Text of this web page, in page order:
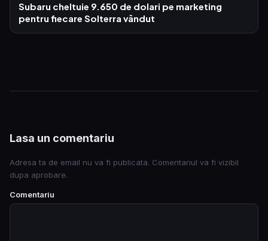
Subaru cheltuie 9.650 de dolari pe marketing
pentru fiecare Solterra vândut
Lasa un comentariu
Adresa ta de email nu va fi publicata. Comentariul va fi vizibil
dupa aprobare.
Comentariu